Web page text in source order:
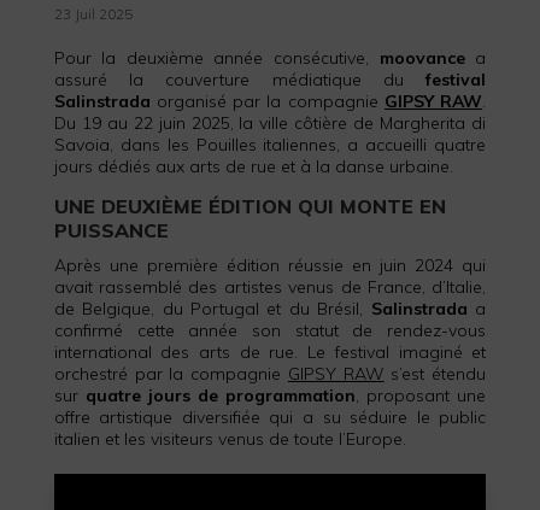
23 Juil 2025
Pour la deuxième année consécutive, moovancea
assuré la couverture médiatique dufestival
Salinstrada organisé par la compagnie GIPSY RAW.
Du 19 au 22 juin 2025, la ville côtière de Margherita di
Savoia, dans les Pouilles italiennes, a accueilli quatre
jours dédiés aux arts de rue et à la danse urbaine.
UNE DEUXIÈME ÉDITION QUI MONTE EN
PUISSANCE
Après une première édition réussie en juin 2024 qui
avait rassemblé des artistes venus de France, d’Italie,
de Belgique, du Portugal et du Brésil, Salinstrada a
confirmé cette année son statut de rendez-vous
international des arts de rue. Le festival imaginé et
orchestré par la compagnie GIPSY RAW s’est étendu
sur quatre jours de programmation, proposant une
offre artistique diversifiée qui a su séduire le public
italien et les visiteurs venus de toute l’Europe.